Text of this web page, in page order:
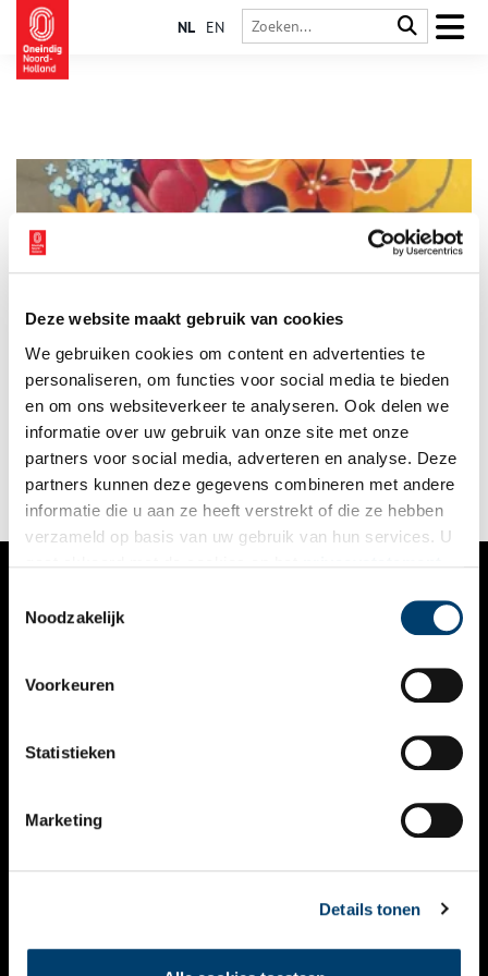
Deze website maakt gebruik van cookies
We gebruiken cookies om content en advertenties te
personaliseren, om functies voor social media te bieden
en om ons websiteverkeer te analyseren. Ook delen we
informatie over uw gebruik van onze site met onze
partners voor social media, adverteren en analyse. Deze
partners kunnen deze gegevens combineren met andere
informatie die u aan ze heeft verstrekt of die ze hebben
verzameld op basis van uw gebruik van hun services. U
Noodzakelijk
Voorkeuren
Statistieken
Marketing
Details tonen
NL EN
Stichting Tussen Vecht en Eem organiseert een rondreizende
tentoonstelling over spraakmakende bedrijven en
ondernemingen die de regio groot hebben gemaakt. Laat je
inspireren door deze bijzondere ondernemers uit het verleden.
1 min
VERHALEN
KALENDER
THEMA’S
VIDEO’S
CONTACT